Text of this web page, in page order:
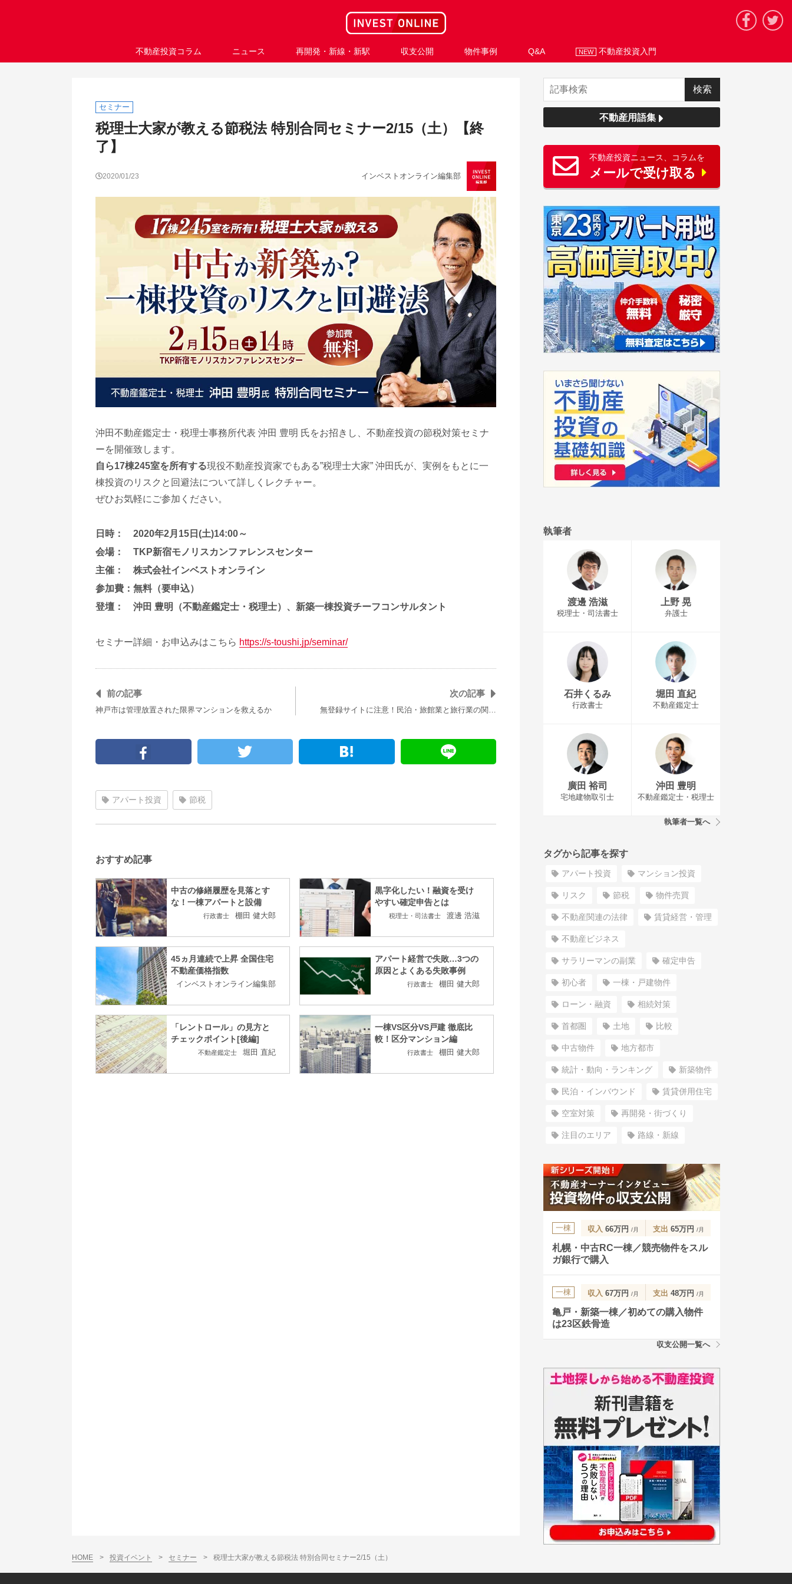
不動産投資コラム ニュース 再開発・新線・新駅 収支公開 物件事例 Q&A NEW 不動産投資入門
セミナー
税理士大家が教える節税法 特別合同セミナー2/15（土）【終
了】
2020/01/23 インベストオンライン編集部
沖田不動産鑑定士・税理士事務所代表 沖田 豊明 氏をお招きし、不動産投資の節税対策セミナ
ーを開催致します。
自ら17棟245室を所有する現役不動産投資家でもある”税理士大家” 沖田氏が、実例をもとに一
棟投資のリスクと回避法について詳しくレクチャー。
ぜひお気軽にご参加ください。
日時：
2020年2月15日(土)14:00～
会場：
TKP新宿モノリスカンファレンスセンター
主催：
株式会社インベストオンライン
参加費： 無料（要申込）
登壇：
沖田 豊明（不動産鑑定士・税理士）、新築一棟投資チーフコンサルタント
セミナー詳細・お申込みはこちら https://s-toushi.jp/seminar/
前の記事
神戸市は管理放置された限界マンションを救えるか
次の記事
無登録サイトに注意！民泊・旅館業と旅行業の関…
アパート投資 節税
おすすめ記事
中古の修繕履歴を見落とす
な！一棟アパートと設備
行政書士 棚田 健大郎
黒字化したい！融資を受け
やすい確定申告とは
税理士・司法書士 渡邊 浩滋
45ヵ月連続で上昇 全国住宅
不動産価格指数
インベストオンライン編集部
アパート経営で失敗…3つの
原因とよくある失敗事例
行政書士 棚田 健大郎
「レントロール」の見方と
チェックポイント[後編]
不動産鑑定士 堀田 直紀
一棟VS区分VS戸建 徹底比
較！区分マンション編
行政書士 棚田 健大郎
不動産用語集
不動産投資ニュース、コラムを
メールで受け取る
執筆者
渡邊 浩滋
税理士・司法書士
上野 晃
弁護士
石井くるみ
行政書士
堀田 直紀
不動産鑑定士
廣田 裕司
宅地建物取引士
沖田 豊明
不動産鑑定士・税理士
執筆者一覧へ
タグから記事を探す
アパート投資 マンション投資
リスク 節税 物件売買
不動産関連の法律 賃貸経営・管理
不動産ビジネス
サラリーマンの副業 確定申告
初心者 一棟・戸建物件
ローン・融資 相続対策
首都圏 土地 比較
中古物件 地方都市
統計・動向・ランキング 新築物件
民泊・インバウンド 賃貸併用住宅
空室対策 再開発・街づくり
注目のエリア 路線・新線
一棟 収入 66万円 /月 支出 65万円 /月
札幌・中古RC一棟／競売物件をスル
ガ銀行で購入
一棟 収入 67万円 /月 支出 48万円 /月
亀戸・新築一棟／初めての購入物件
は23区鉄骨造
収支公開一覧へ
HOME > 投資イベント > セミナー > 税理士大家が教える節税法 特別合同セミナー2/15（土）